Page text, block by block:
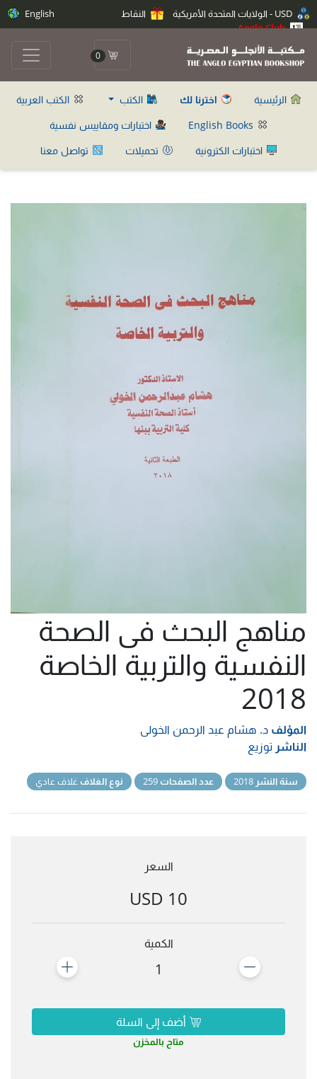
النقاط
Anglo Club
English
0
الرئيسية اخترنا لك الكتب
الكتب العربية
اختبارات ومقاييس نفسية
اختبارات الكترونية
تحميلات تواصل معنا
مناهج البحث فى الصحة
النفسية والتربية الخاصة
2018
المؤلف د. هشام عبد الرحمن الخولى
الناشر توزيع
سنة النشر عدد الصفحات نوع الغلاف غلاف عادي
السعر
10 USD
الكمية
1
أضف إلى السلة
متاح بالمخزن